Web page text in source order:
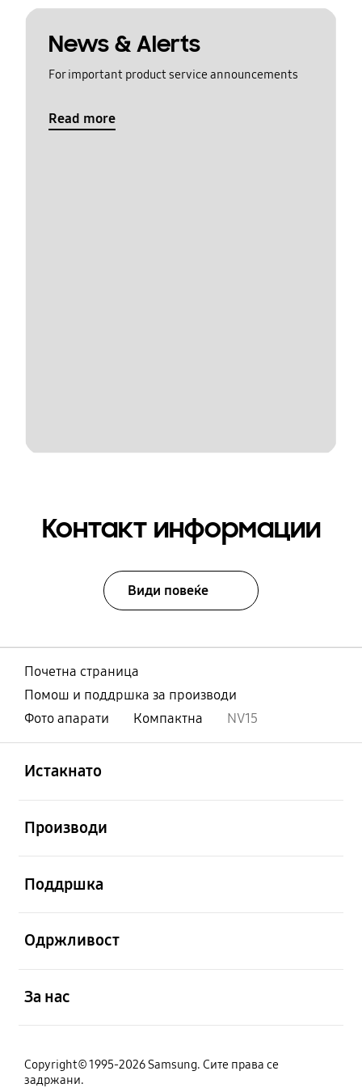
News & Alerts
For important product service announcements
Read more
Контакт информации
Види повеќе
Почетна страница
Помош и поддршка за производи
Фото апарати
Компактна NV15
Истакнато
Производи
Поддршка
Одржливост
За нас
Copyright© 1995-2026 Samsung. Сите права се
задржани.